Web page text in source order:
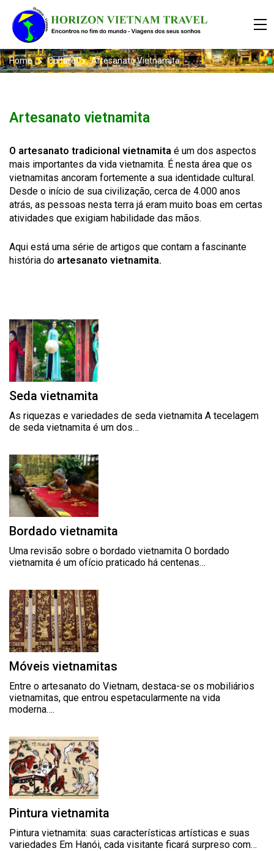
Home Culture Artesanato Vietnamita
Artesanato vietnamita
O artesanato tradicional vietnamita é um dos aspectos
mais importantes da vida vietnamita. É nesta área que os
vietnamitas ancoram fortemente a sua identidade cultural.
Desde o início de sua civilização, cerca de 4.000 anos
atrás, as pessoas nesta terra já eram muito boas em certas
atividades que exigiam habilidade das mãos.
Aqui está uma série de artigos que contam a fascinante
história do artesanato vietnamita.
Seda vietnamita
As riquezas e variedades de seda vietnamita A tecelagem
de seda vietnamita é um dos…
Bordado vietnamita
Uma revisão sobre o bordado vietnamita O bordado
vietnamita é um ofício praticado há centenas…
Móveis vietnamitas
Entre o artesanato do Vietnam, destaca-se os mobiliários
vietnamitas, que entrou espetacularmente na vida
moderna….
Pintura vietnamita
Pintura vietnamita: suas características artísticas e suas
variedades Em Hanói, cada visitante ficará surpreso com…